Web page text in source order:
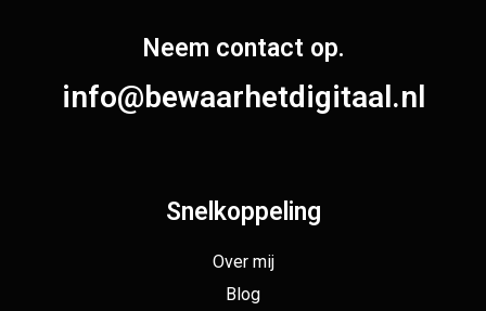
Neem contact op.
info@bewaarhetdigitaal.nl
Snelkoppeling
Over mij
Blog